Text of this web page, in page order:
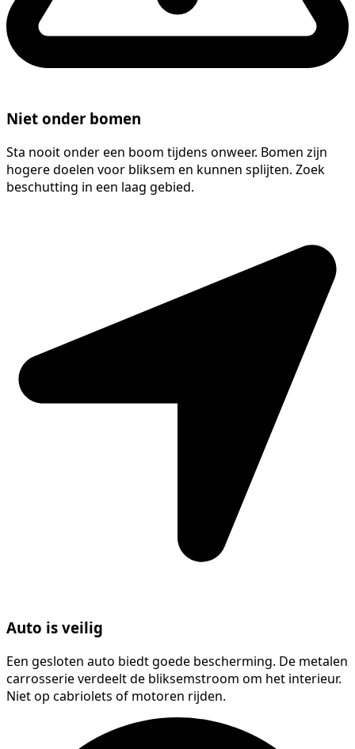
Niet onder bomen
Sta nooit onder een boom tijdens onweer. Bomen zijn
hogere doelen voor bliksem en kunnen splijten. Zoek
beschutting in een laag gebied.
Auto is veilig
Een gesloten auto biedt goede bescherming. De metalen
carrosserie verdeelt de bliksemstroom om het interieur.
Niet op cabriolets of motoren rijden.